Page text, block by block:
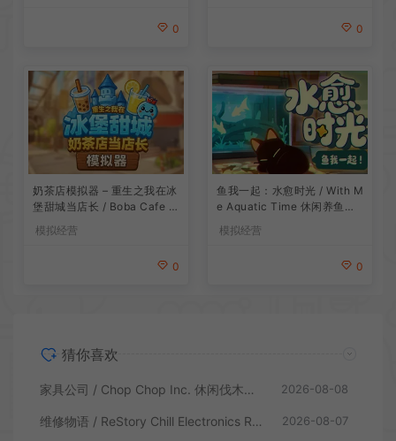
0 0
奶茶店模拟器 – 重生之我在冰
堡甜城当店长 / Boba Cafe Si
mulator 模拟经营游戏
模拟经营
0
鱼我一起：水愈时光 / With M
e Aquatic Time 休闲养鱼游
模拟经营
0
猜你喜欢
家具公司 / Chop Chop Inc. 休闲伐木建造模拟游戏 2026-08-08
维修物语 / ReStory Chill Electronics Repairs 拆解修理模拟游戏 2026-08-07